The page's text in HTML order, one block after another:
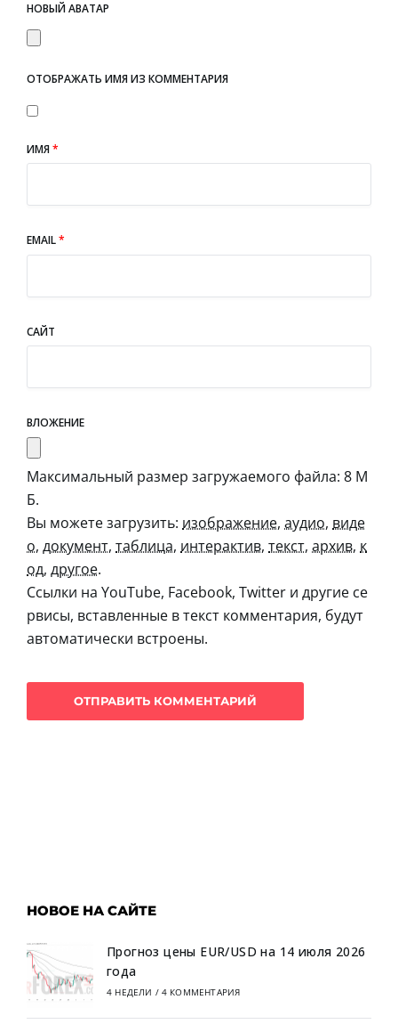
НОВЫЙ АВАТАР
ОТОБРАЖАТЬ ИМЯ ИЗ КОММЕНТАРИЯ
ИМЯ*
EMAIL*
САЙТ
ВЛОЖЕНИЕ
Максимальный размер загружаемого файла: 8 М
Б.
Вы можете загрузить: изображение, аудио, виде
о, документ, таблица, интерактив, текст, архив, к
од, другое.
Ссылки на YouTube, Facebook, Twitter и другие се
рвисы, вставленные в текст комментария, будут
автоматически встроены.
НОВОЕ НА САЙТЕ
Прогноз цены EUR/USD на 14 июля 2026
года
4 НЕДЕЛИ / 4 КОММЕНТАРИЯ